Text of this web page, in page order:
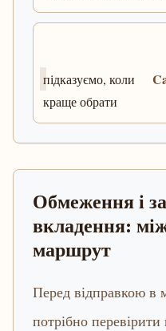
підказуємо, коли
краще обрати
Обмеження і
вкладення:
маршрут
Перед відправкою в
потрібно